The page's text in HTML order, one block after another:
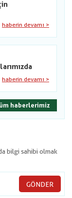
haberin devamı >
haberin devamı >
haberlerimiz
bilgi sahibi olmak
GÖNDER